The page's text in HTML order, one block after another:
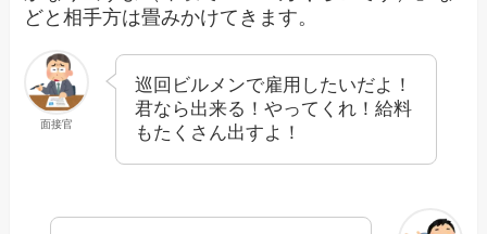
どと相手方は畳みかけてきます。
面接官
巡回ビルメンで雇用したいだよ！
君なら出来る！やってくれ！給料
もたくさん出すよ！